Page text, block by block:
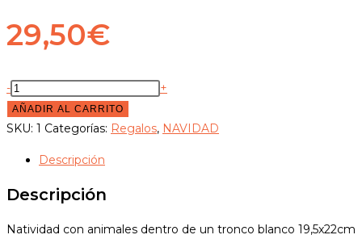
29,50€
Natividad
cantidad
- +
AÑADIR AL CARRITO
SKU: 1 Categorías: Regalos, NAVIDAD
Descripción
Descripción
Natividad con animales dentro de un tronco blanco 19,5x22cm